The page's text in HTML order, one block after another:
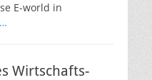
E-world in
Wirtschafts-